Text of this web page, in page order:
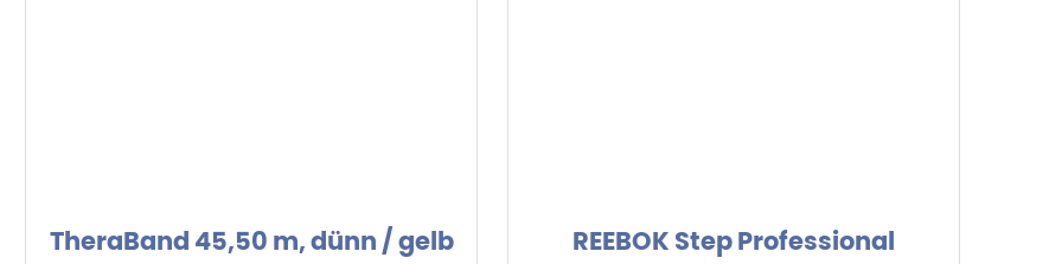
TheraBand 45,50 m, dünn / gelb REEBOK Step Professional